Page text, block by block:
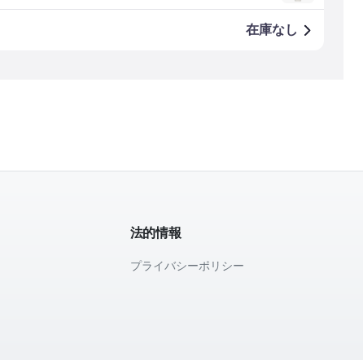
在庫なし
法的情報
プライバシーポリシー